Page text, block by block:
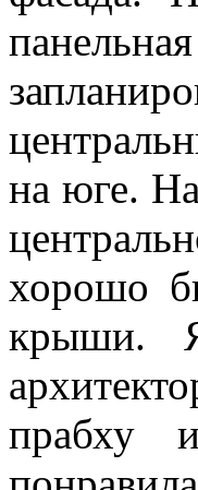
на юге.
хорошо
крыши.
прабху